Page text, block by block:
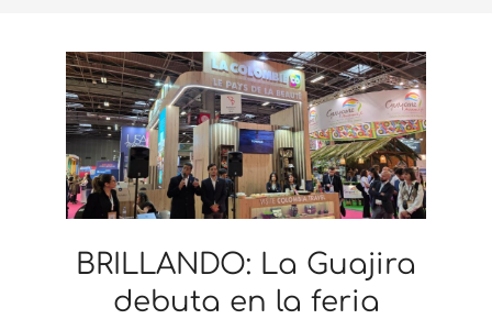
BRILLANDO: La Guajira
debuta en la feria